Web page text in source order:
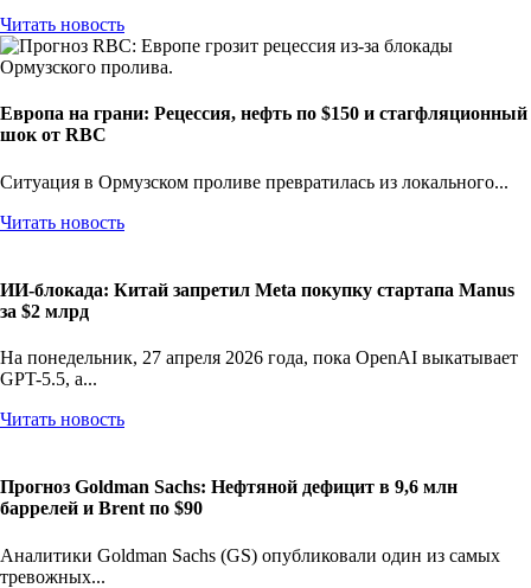
Читать новость
Европа на грани: Рецессия, нефть по $150 и стагфляционный
шок от RBC
Ситуация в Ормузском проливе превратилась из локального...
Читать новость
ИИ-блокада: Китай запретил Meta покупку стартапа Manus
за $2 млрд
На понедельник, 27 апреля 2026 года, пока OpenAI выкатывает
GPT-5.5, а...
Читать новость
Прогноз Goldman Sachs: Нефтяной дефицит в 9,6 млн
баррелей и Brent по $90
Аналитики Goldman Sachs (GS) опубликовали один из самых
тревожных...